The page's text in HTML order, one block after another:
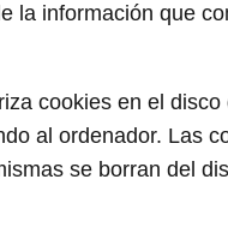
la información que
cookies en el
al ordenador. Las
se borran del